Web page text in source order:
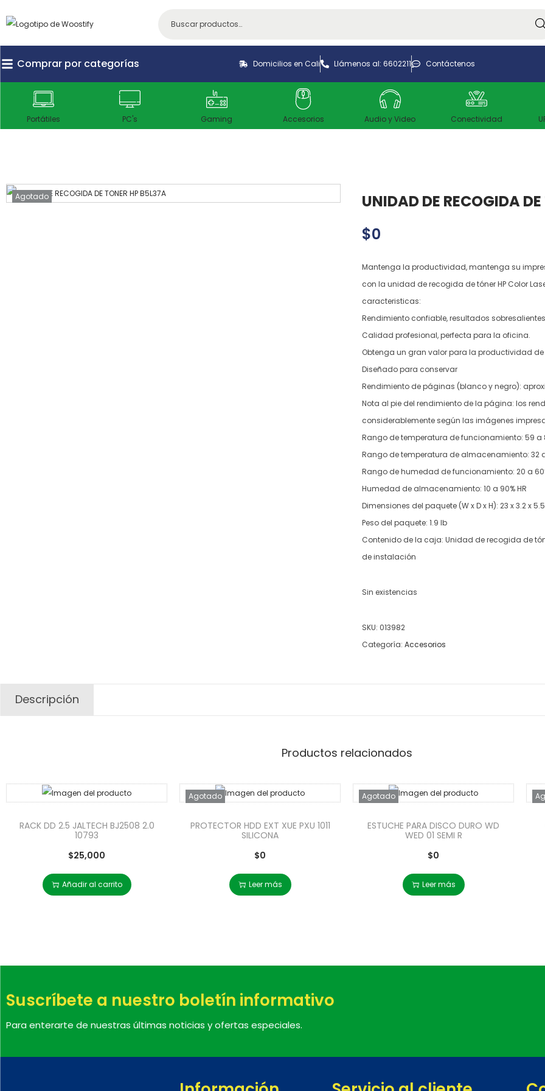
Comprar por categorías Domicilios en Cali Llámenos al: 6602211 Contáctenos
Portátiles PC's Gaming Accesorios Audio y Video Conectividad
Agotado
UNIDAD DE RECOGIDA
$0
Mantenga la productividad, mantenga su
con la unidad de recogida de tóner HP Color
caracteristicas:
Rendimiento confiable, resultados sobresalientes
Calidad profesional, perfecta para la oficina.
Obtenga un gran valor para la productividad
Diseñado para conservar
Rendimiento de páginas (blanco y negro):
Nota al pie del rendimiento de la página: los
considerablemente según las imágenes
Rango de temperatura de funcionamiento: 59 a
Rango de temperatura de almacenamiento: 32
Rango de humedad de funcionamiento: 20 a
Humedad de almacenamiento: 10 a 90% HR
Dimensiones del paquete (W x D x H): 23 x 3.2 x
Peso del paquete: 1.9 lb
Contenido de la caja: Unidad de recogida de
de instalación
Sin existencias
SKU: 013982
Categoría: Accesorios
Descripción
Productos relacionados
RACK DD 2.5 JALTECH BJ2508 2.0
10793
$25,000
Añadir al carrito
Agotado
PROTECTOR HDD EXT XUE PXU 1011
SILICONA
$0
Leer más
Agotado
ESTUCHE PARA DISCO DURO WD
WED 01 SEMI R
$0
Leer más
Suscríbete a nuestro boletín informativo
Para enterarte de nuestras últimas noticias y ofertas especiales.